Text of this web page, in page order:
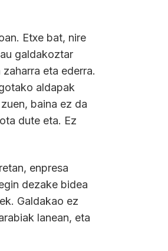
Etxe bat, nire
galdakoztar
eta ederra.
aldapak
baina ez da
dute eta. Ez
enpresa
dezake bidea
Galdakao ez
lanean, eta